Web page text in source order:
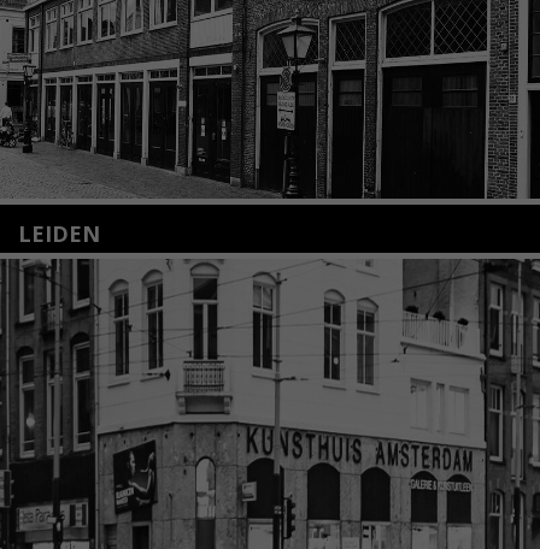
LEIDEN
Nieuwstraat 35
2312 KA Leiden
+31(0)71 – 52 84 480
info@kunsthuisleiden.nl
Lees meer